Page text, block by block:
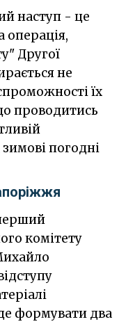
наступ - це
операція,
Другої
не
їх
проводитись
погодні
комітету
формувати два